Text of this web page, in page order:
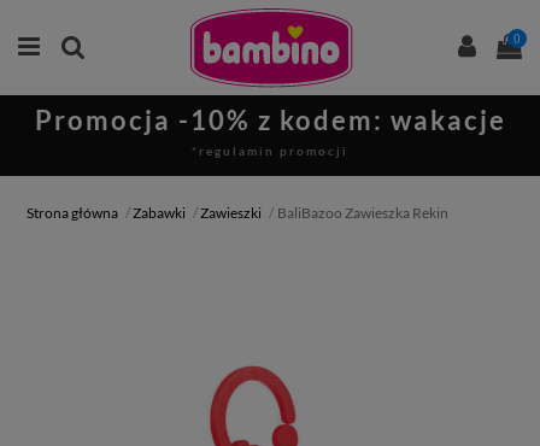
0
Promocja -10% z kodem: wakacje
*regulamin promocji
Strona główna Zabawki Zawieszki BaliBazoo Zawieszka Rekin